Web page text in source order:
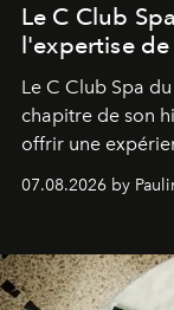
Le C Club
l'expertise de
Le C Club Spa
chapitre de son
offrir une
07.08.2026 by